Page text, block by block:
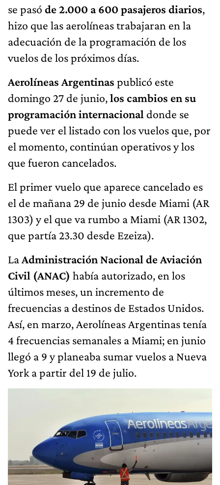
se pasó de 2.000 a 600 pasajeros diarios,
hizo que las aerolíneas trabajaran en la
adecuación de la programación de los
vuelos de los próximos días.
Aerolíneas Argentinas publicó este
domingo 27 de junio,los cambios en su
programacióninternacional donde se
puede ver el listado con los vuelos que, por
el momento, continúan operativos y los
que fueron cancelados.
El primer vuelo que aparece cancelado es
el de mañana 29 de junio desde Miami (AR
1303) y el que va rumbo a Miami (AR 1302,
que partía 23.30 desde Ezeiza).
LaAdministración Nacional de Aviación
Civil (ANAC) había autorizado, en los
últimos meses, un incremento de
frecuencias a destinos de Estados Unidos.
Así, en marzo, Aerolíneas Argentinas tenía
4 frecuencias semanales a Miami; en junio
llegó a 9 y planeaba sumar vuelos a Nueva
York a partir del 19 de julio.